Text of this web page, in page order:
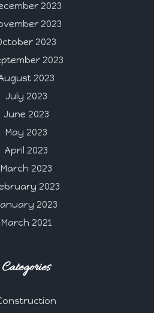
2023
2023
2023
2023
2023
July 2023
June 2023
May 2023
April 2023
March 2023
2023
2023
March 2021
Categories